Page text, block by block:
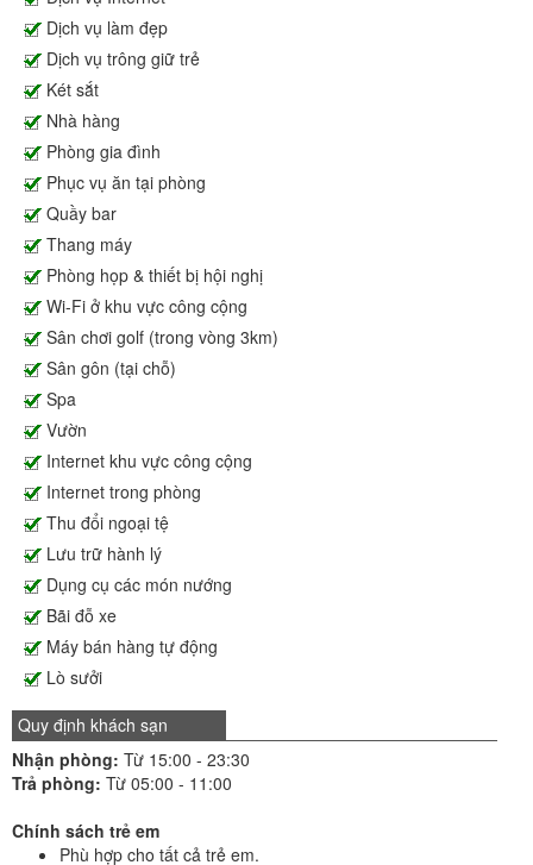
Dịch vụ làm đẹp
Dịch vụ trông giữ trẻ
Két sắt
Nhà hàng
Phòng gia đình
Phục vụ ăn tại phòng
Quầy bar
Thang máy
Phòng họp & thiết bị hội nghị
Wi-Fi ở khu vực công cộng
Sân chơi golf (trong vòng 3km)
Sân gôn (tại chỗ)
Spa
Vườn
Internet khu vực công cộng
Internet trong phòng
Thu đổi ngoại tệ
Lưu trữ hành lý
Dụng cụ các món nướng
Bãi đỗ xe
Máy bán hàng tự động
Lò sưởi
Quy định khách sạn
Nhận phòng: Từ 15:00 - 23:30
Trả phòng: Từ 05:00 - 11:00
Chính sách trẻ em
Phù hợp cho tất cả trẻ em.